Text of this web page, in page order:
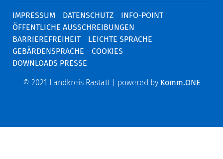
IMPRESSUM DATENSCHUTZ
INFO-POINT
ÖFFENTLICHE AUSSCHREIBUNGEN
BARRIEREFREIHEIT
LEICHTE SPRACHE
GEBÄRDENSPRACHE
COOKIES
DOWNLOADS PRESSE
© 2021 Landkreis Rastatt | powered by Komm.ONE